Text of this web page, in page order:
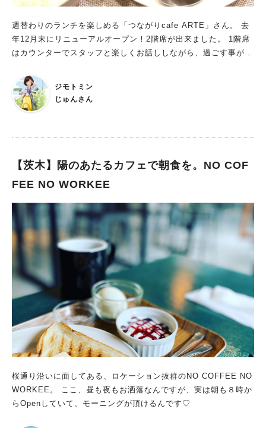
週替わりのランチを楽しめる「つながりcafe ARTE」さん。 去
年12月末にリニューアルオープン！2階席が出来ました。 1階席
はカウンターでスタッフと楽しくお話ししながら、過ごす事が出
うになっています。
ジモトミン
じゅんさん
【茨木】陽のあたるカフェで朝食を。NO COF
FEE NO WORKEE
桜通り沿いに面してある、ロケーション抜群のNO COFFEE NO
WORKEE。 ここ、昼も夜もお洒落なんですが、実は朝も８時か
らOpenしていて、モーニングが頂けるんです♡